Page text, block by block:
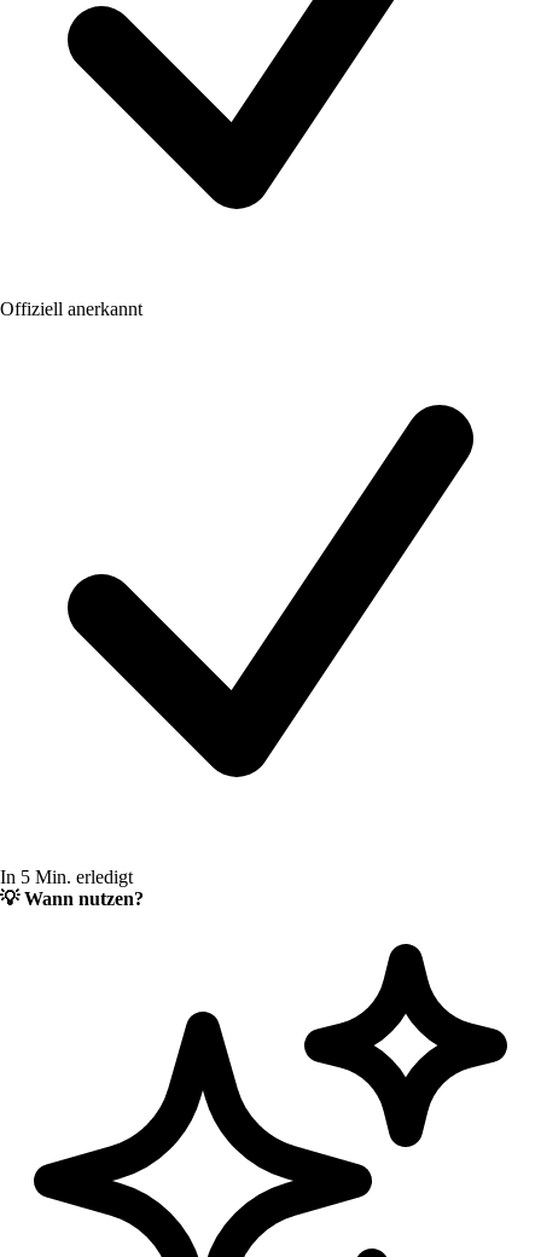
Offiziell anerkannt
In 5 Min. erledigt
💡Wann nutzen?